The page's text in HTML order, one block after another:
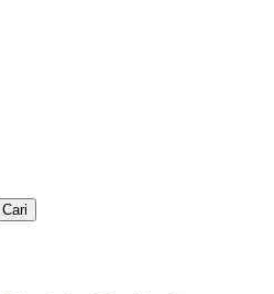
Cari